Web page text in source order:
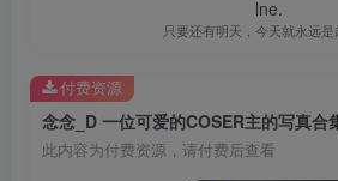
lne.
只要还有明天，今天就永远是
念念_D 一位可爱的COSER主的写真合
此内容为付费资源，请付费后查看
付费资源